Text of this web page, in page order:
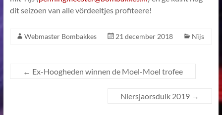
dit seizoen van alle vördeeltjes profiteere!
Webmaster Bombakkes 21 december 2018 Nïjs
← Ex-Hoogheden winnen de Moel-Moel trofee
Niersjaorsduik 2019 →